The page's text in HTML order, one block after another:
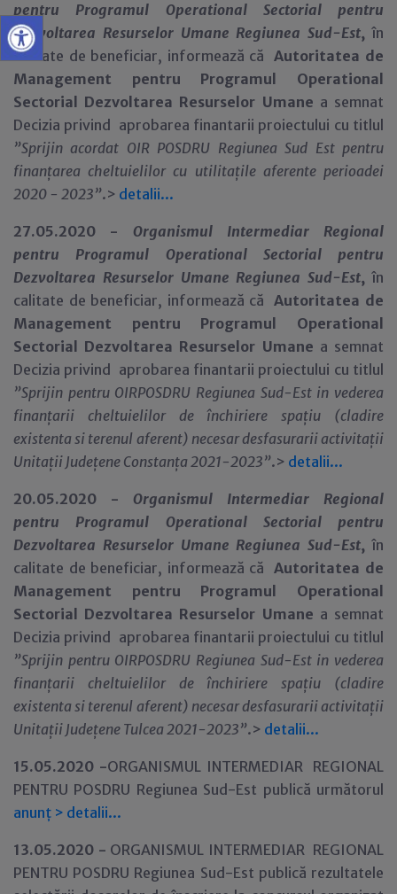
pentru Programul Operational Sectorial pentru
Dezvoltarea Resurselor Umane Regiunea Sud-Est, în
calitate de beneficiar, informează că Autoritatea de
Management pentru Programul Operational
Sectorial Dezvoltarea Resurselor Umane a semnat
Decizia privind aprobarea finantarii proiectului cu titlul
”Sprijin acordat OIR POSDRU Regiunea Sud Est pentru
finanțarea cheltuielilor cu utilitațile aferente perioadei
2020 - 2023”.> detalii...
27.05.2020 - Organismul Intermediar Regional
pentru Programul Operational Sectorial pentru
Dezvoltarea Resurselor Umane Regiunea Sud-Est, în
calitate de beneficiar, informează că Autoritatea de
Management pentru Programul Operational
Sectorial Dezvoltarea Resurselor Umane a semnat
Decizia privind aprobarea finantarii proiectului cu titlul
”Sprijin pentru OIRPOSDRU Regiunea Sud-Est in vederea
finanțarii cheltuielilor de închiriere spațiu (cladire
existenta si terenul aferent) necesar desfasurarii activitații
Unitații Județene Constanța 2021-2023”.> detalii...
20.05.2020 - Organismul Intermediar Regional
pentru Programul Operational Sectorial pentru
Dezvoltarea Resurselor Umane Regiunea Sud-Est, în
calitate de beneficiar, informează că Autoritatea de
Management pentru Programul Operational
Sectorial Dezvoltarea Resurselor Umane a semnat
Decizia privind aprobarea finantarii proiectului cu titlul
”Sprijin pentru OIRPOSDRU Regiunea Sud-Est in vederea
finanțarii cheltuielilor de închiriere spațiu (cladire
existenta si terenul aferent) necesar desfasurarii activitații
Unitații Județene Tulcea 2021-2023”.> detalii...
15.05.2020 -ORGANISMUL INTERMEDIAR REGIONAL
PENTRU POSDRU Regiunea Sud-Est publică următorul
anunț > detalii...
13.05.2020 - ORGANISMUL INTERMEDIAR REGIONAL
PENTRU POSDRU Regiunea Sud-Est publică rezultatele